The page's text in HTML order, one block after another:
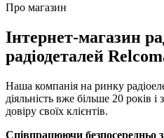
Про магазин
Інтернет-магазин
радіодеталей
Наша компанія на ринку
діяльність вже більше 20 років
довіру своїх клієнтів.
Співпрацюючи безпосередньо